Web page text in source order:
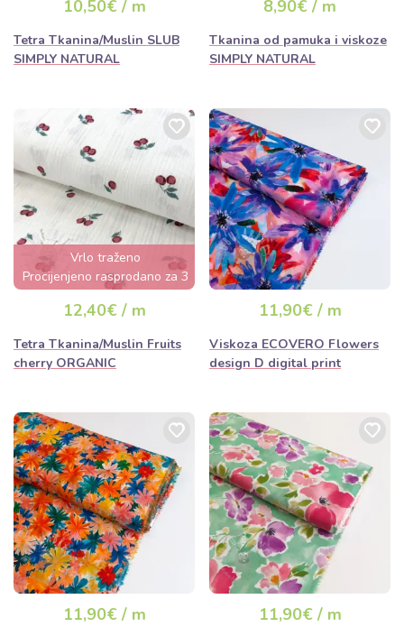
10,50€ / m
Tetra Tkanina/Muslin SLUB
SIMPLY NATURAL
8,90€ / m
Tkanina od pamuka i viskoze
SIMPLY NATURAL
Vrlo traženo
Procijenjeno rasprodano za 3
dana
12,40€ / m
Tetra Tkanina/Muslin Fruits
cherry ORGANIC
11,90€ / m
Viskoza ECOVERO Flowers
design D digital print
11,90€ / m 11,90€ / m